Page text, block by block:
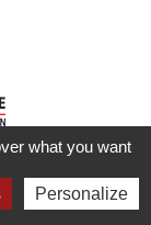
what you want
Personalize
d'aide ?
légales
conforme